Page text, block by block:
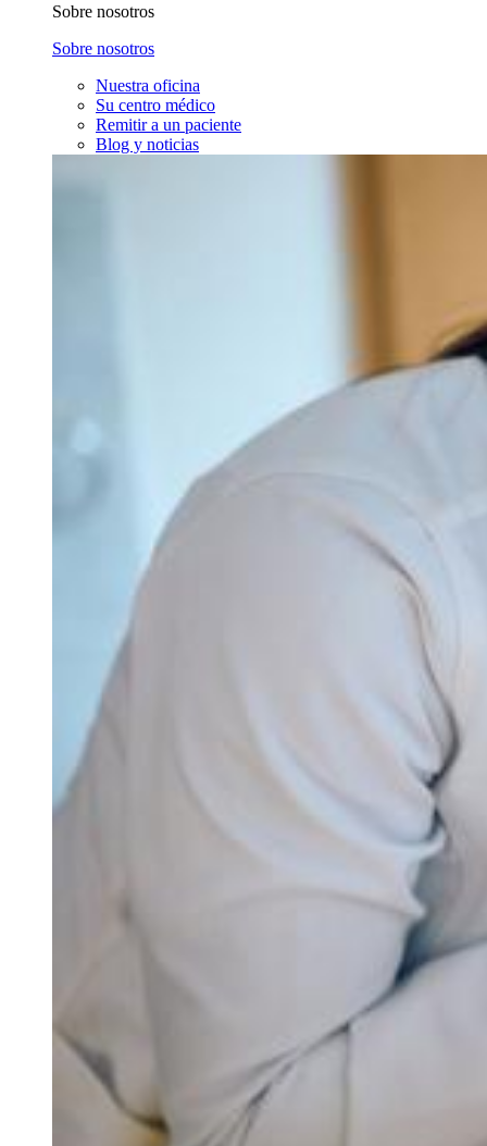
Sobre nosotros
Sobre nosotros
Nuestra oficina
Su centro médico
Remitir a un paciente
Blog y noticias